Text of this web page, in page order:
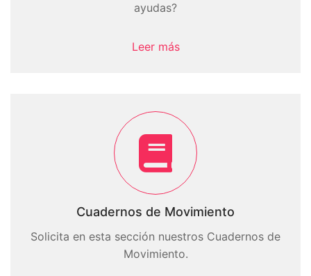
ayudas?
Leer más
Cuadernos de Movimiento
Solicita en esta sección nuestros Cuadernos de
Movimiento.